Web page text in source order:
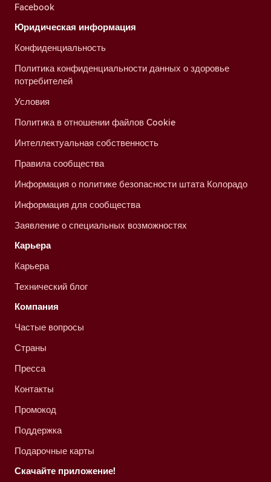
Facebook
Юридическая информация
Конфиденциальность
Политика конфиденциальности данных о здоровье
потребителей
Условия
Политика в отношении файлов Cookie
Интеллектуальная собственность
Правила сообщества
Информация о политике безопасности штата Колорадо
Информация для сообщества
Заявление о специальных возможностях
Карьера
Карьера
Технический блог
Компания
Частые вопросы
Страны
Пресса
Контакты
Промокод
Поддержка
Подарочные карты
Скачайте приложение!